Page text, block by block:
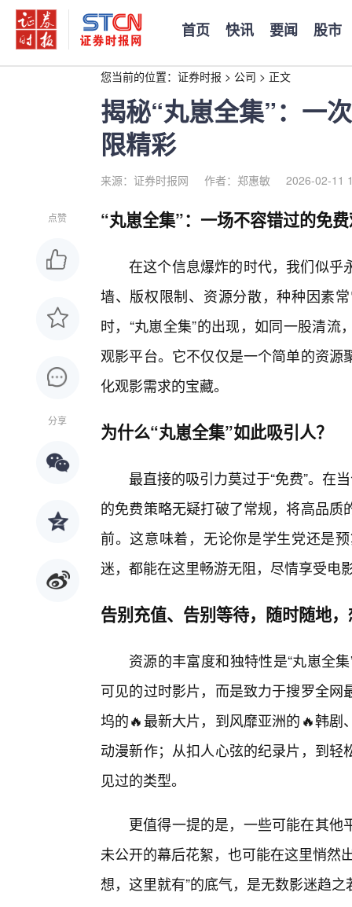
首页 快讯 要闻 股市
您当前的位置： 证券时报 > 公司 > 正文
揭秘“丸崽全集”：一
限精彩
来源：证券时报网 作者：郑惠敏 2026-02-11
点赞
分享
“丸崽全集”：一场不容错过的免
在这个信息爆炸的时代，我们似乎
墙、版权限制、资源分散，种种因素
时，“丸崽全集”的出现，如同一股清
观影平台。它不仅仅是一个简单的资
化观影需求的宝藏。
为什么“丸崽全集”如此吸引人？
最直接的吸引力莫过于“免费”。在
的免费策略无疑打破了常规，将高品
前。这意味着，无论你是学生党还是
迷，都能在这里畅游无阻，尽情享受电
告别充值、告别等待，随时随地
资源的丰富度和独特性是“丸崽全
可见的过时影片，而是致力于搜罗全
坞的🔥最新大片，到风靡亚洲的🔥韩
动漫新作；从扣人心弦的纪录片，到
见过的类型。
更值得一提的是，一些可能在其
未公开的幕后花絮，也可能在这里悄然
想，这里就有”的底气，是无数影迷趋之